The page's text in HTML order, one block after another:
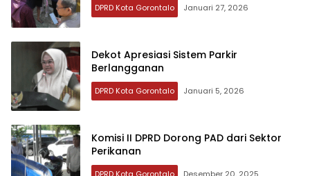
DPRD Kota Gorontalo Januari 27, 2026
Dekot Apresiasi Sistem Parkir
Berlangganan
DPRD Kota Gorontalo Januari 5, 2026
Komisi II DPRD Dorong PAD dari Sektor
Perikanan
DPRD Kota Gorontalo Desember 20, 2025